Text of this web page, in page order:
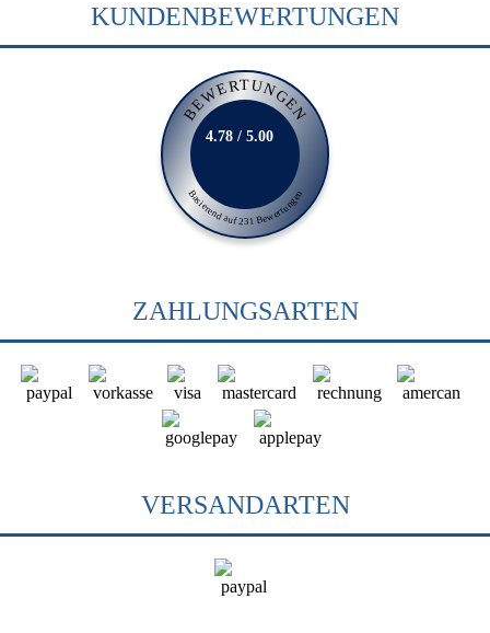
KUNDENBEWERTUNGEN
BEWERTUNGEN
Basierend auf 231 Bewertungen
4.78 / 5.00
ZAHLUNGSARTEN
VERSANDARTEN